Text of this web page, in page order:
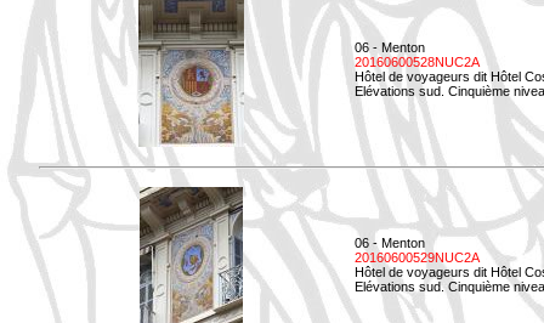
06 - Menton
20160600528NUC2A
Hôtel de voyageurs dit Hôtel
Elévations sud. Cinquième
06 - Menton
20160600529NUC2A
Hôtel de voyageurs dit Hôtel
Elévations sud. Cinquième